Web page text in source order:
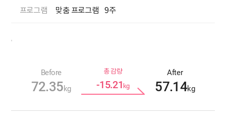
프로그램 맞춤 프로그램 9주
Before
72.35kg
총 감량
-15.21 kg
After
57.14kg